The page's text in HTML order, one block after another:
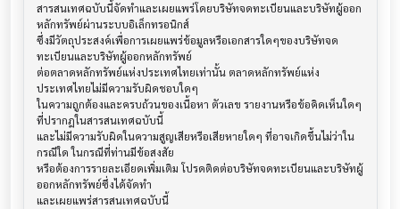
สารสนเทศฉบับนี้จัดทำและเผยแพร่โดยบริษัทจดทะเบียนและบริษัทผู้ออก
หลักทรัพย์ผ่านระบบอิเล็กทรอนิกส์
ซึ่งมีวัตถุประสงค์เพื่อการเผยแพร่ข้อมูลหรือเอกสารใดๆของบริษัทจด
ทะเบียนและบริษัทผู้ออกหลักทรัพย์
ต่อตลาดหลักทรัพย์แห่งประเทศไทยเท่านั้น ตลาดหลักทรัพย์แห่ง
ประเทศไทยไม่มีความรับผิดชอบใดๆ
ในความถูกต้องและครบถ้วนของเนื้อหา ตัวเลข รายงานหรือข้อคิดเห็นใดๆ
ที่ปรากฎในสารสนเทศฉบับนี้
และไม่มีความรับผิดในความสูญเสียหรือเสียหายใดๆ ที่อาจเกิดขึ้นไม่ว่าใน
กรณีใด ในกรณีที่ท่านมีข้อสงสัย
หรือต้องการรายละเอียดเพิ่มเติม โปรดติดต่อบริษัทจดทะเบียนและบริษัทผู้
ออกหลักทรัพย์ซึ่งได้จัดทำ
และเผยแพร่สารสนเทศฉบับนี้